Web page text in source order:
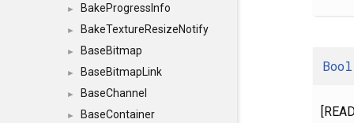
► BakeProgressInfo
► BakeTextureResizeNotify
► BaseBitmap
► BaseBitmapLink
► BaseChannel
► BaseContainer
Bool